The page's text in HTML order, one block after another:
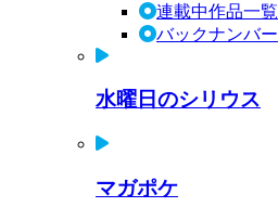
連載中作品一覧
バックナンバー
水曜日のシリウス
マガポケ